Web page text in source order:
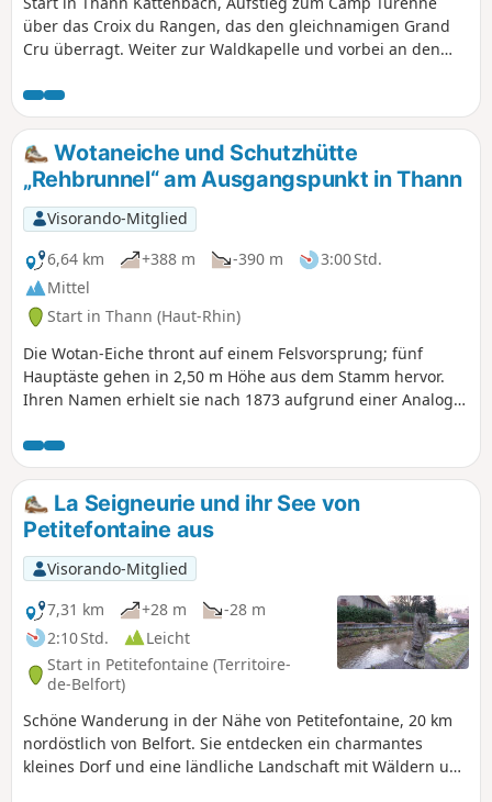
über das Croix du Rangen, das den gleichnamigen Grand
Cru überragt. Weiter zur Waldkapelle und vorbei an den
des Becherkopfs, bis zum Denkmal von Camp Turenne,
dann auf dem Hinweg und zurück zum Rocher Ostein,
einem herrlichen Aussichtspunkt über das Thur-Tal und die
benachbarten Vogesen-Gipfel. Abstieg über das Camp des
Pyramides, die Place des Canaris und den Aussichtspunkt
Roche Albert, gefolgt vom Grünen Weg entlang der Thur
und Aufstieg nach Engelbourg (Œil de la Sorcière), um den
Blick auf Thann zu genießen.
Wotaneiche und Schutzhütte
„Rehbrunnel“ am Ausgangspunkt in Thann
Visorando-Mitglied
6,64 km
+388 m -390 m
3:00 Std.
Mittel
Start in Thann (Haut-Rhin)
Die Wotan-Eiche thront auf einem Felsvorsprung; fünf
Hauptäste gehen in 2,50 m Höhe aus dem Stamm hervor.
Ihren Namen erhielt sie nach 1873 aufgrund einer Analogie
Beine hatte – genau wie diese Eiche mit ihren freiliegenden
Wurzeln.
La Seigneurie und ihr See von
Petitefontaine aus
Visorando-Mitglied
7,31 km
+28 m
-28 m
2:10 Std.
Leicht
Start in Petitefontaine (Territoire-
de-Belfort)
Schöne Wanderung in der Nähe von Petitefontaine, 20 km
nordöstlich von Belfort. Sie entdecken ein charmantes
kleines Dorf und eine ländliche Landschaft mit Wäldern und